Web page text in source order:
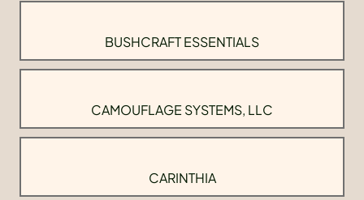
BUSHCRAFT ESSENTIALS
CAMOUFLAGE SYSTEMS, LLC
CARINTHIA